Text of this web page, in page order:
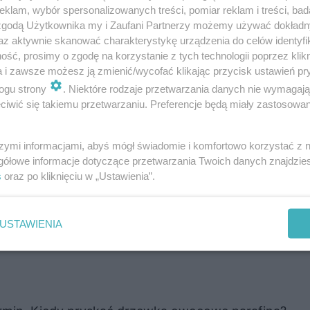
i szkodliwość
są przede wszystkim na liściach, rzadziej na
pomylenia z innymi chorobami brzoskwini. Liście są
żółte, później karminowe i wreszcie brunatne
liści pod koniec czerwca większość liści opada.
osłabienia, co skutkuje mniejszą
wolniej rosną, rodzą mało owoców i są znacznie
wybór spersonalizowanych treści, pomiar reklam i treści,
Użytkownika my i Zaufani Partnerzy możemy używać
aktywnie skanować charakterystykę urządzenia do celów
prosimy o zgodę na korzystanie z tych technologii poprzez
i zawsze możesz ją zmienić/wycofać klikając przycisk ustawień
strony
. Niektóre rodzaje przetwarzania danych nie
się takiemu przetwarzaniu. Preferencje będą miały
informacjami, abyś mógł świadomie i komfortowo korzystać z
informacje dotyczące przetwarzania Twoich danych
oraz po kliknięciu w „Ustawienia”.
USTAWIENIA